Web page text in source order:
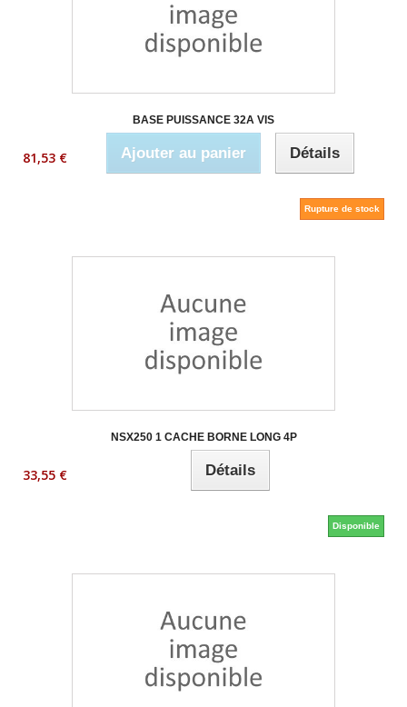
BASE PUISSANCE 32A VIS
81,53 € Ajouter au panier Détails
Rupture de stock
NSX250 1 CACHE BORNE LONG 4P
33,55 € Détails
Disponible